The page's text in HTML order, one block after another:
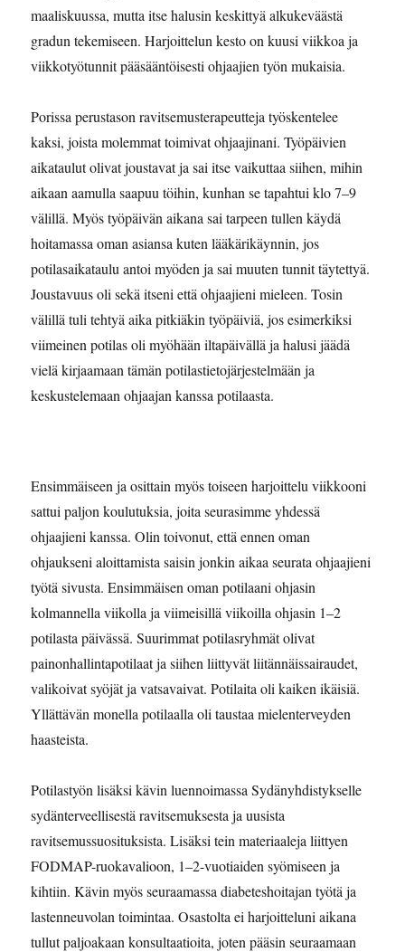
maaliskuussa, mutta itse halusin keskittyä alkukeväästä
gradun tekemiseen. Harjoittelun kesto on kuusi viikkoa ja
viikkotyötunnit pääsääntöisesti ohjaajien työn mukaisia.
Porissa perustason ravitsemusterapeutteja työskentelee
kaksi, joista molemmat toimivat ohjaajinani. Työpäivien
aikataulut olivat joustavat ja sai itse vaikuttaa siihen, mihin
aikaan aamulla saapuu töihin, kunhan se tapahtui klo 7–9
välillä. Myös työpäivän aikana sai tarpeen tullen käydä
hoitamassa oman asiansa kuten lääkärikäynnin, jos
potilasaikataulu antoi myöden ja sai muuten tunnit täytettyä.
Joustavuus oli sekä itseni että ohjaajieni mieleen. Tosin
välillä tuli tehtyä aika pitkiäkin työpäiviä, jos esimerkiksi
viimeinen potilas oli myöhään iltapäivällä ja halusi jäädä
vielä kirjaamaan tämän potilastietojärjestelmään ja
keskustelemaan ohjaajan kanssa potilaasta.
Ensimmäiseen ja osittain myös toiseen harjoittelu viikkooni
sattui paljon koulutuksia, joita seurasimme yhdessä
ohjaajieni kanssa. Olin toivonut, että ennen oman
ohjaukseni aloittamista saisin jonkin aikaa seurata ohjaajieni
työtä sivusta. Ensimmäisen oman potilaani ohjasin
kolmannella viikolla ja viimeisillä viikoilla ohjasin 1–2
potilasta päivässä. Suurimmat potilasryhmät olivat
painonhallintapotilaat ja siihen liittyvät liitännäissairaudet,
valikoivat syöjät ja vatsavaivat. Potilaita oli kaiken ikäisiä.
Yllättävän monella potilaalla oli taustaa mielenterveyden
haasteista.
Potilastyön lisäksi kävin luennoimassa Sydänyhdistykselle
sydänterveellisestä ravitsemuksesta ja uusista
ravitsemussuosituksista. Lisäksi tein materiaaleja liittyen
FODMAP-ruokavalioon, 1–2-vuotiaiden syömiseen ja
kihtiin. Kävin myös seuraamassa diabeteshoitajan työtä ja
lastenneuvolan toimintaa. Osastolta ei harjoitteluni aikana
tullut paljoakaan konsultaatioita, joten pääsin seuraamaan